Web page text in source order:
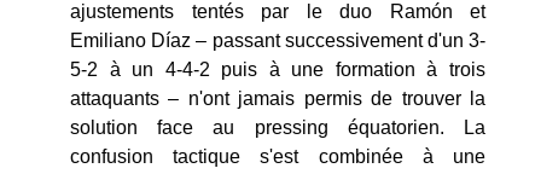
ajustements tentés par le duo Ramón et
Emiliano Díaz – passant successivement d'un 3-
5-2 à un 4-4-2 puis à une formation à trois
attaquants – n'ont jamais permis de trouver la
solution face au pressing équatorien. La
confusion tactique s'est combinée à une